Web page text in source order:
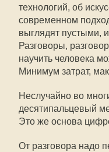
технологий, об
современном
выглядят пустыми,
Разговоры,
научить человека
Минимум затрат,
Неслучайно во
десятипальцевый
Это же основа
От разговора надо